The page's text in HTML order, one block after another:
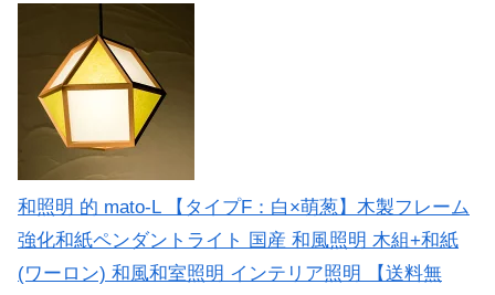
和照明 的 mato-L 【タイプF：白×萌葱】木製フレーム
強化和紙ペンダントライト 国産 和風照明 木組+和紙
(ワーロン) 和風和室照明 インテリア照明 【送料無